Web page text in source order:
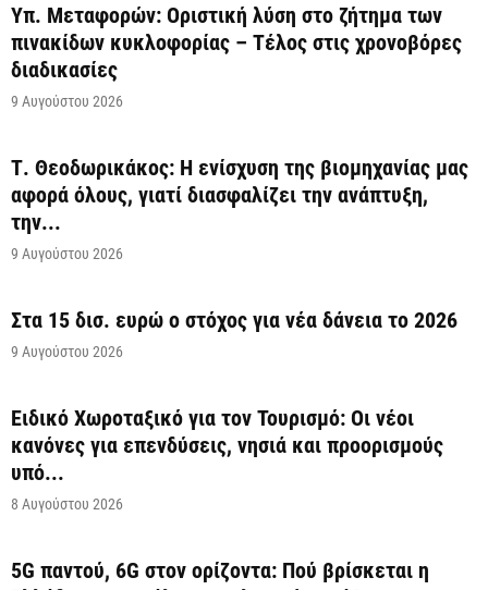
Υπ. Μεταφορών: Οριστική λύση στο ζήτημα των
πινακίδων κυκλοφορίας – Τέλος στις χρονοβόρες
διαδικασίες
9 Αυγούστου 2026
Τ. Θεοδωρικάκος: Η ενίσχυση της βιομηχανίας μας
αφορά όλους, γιατί διασφαλίζει την ανάπτυξη,
την...
9 Αυγούστου 2026
Στα 15 δισ. ευρώ ο στόχος για νέα δάνεια το 2026
9 Αυγούστου 2026
Ειδικό Χωροταξικό για τον Τουρισμό: Οι νέοι
κανόνες για επενδύσεις, νησιά και προορισμούς
υπό...
8 Αυγούστου 2026
5G παντού, 6G στον ορίζοντα: Πού βρίσκεται η